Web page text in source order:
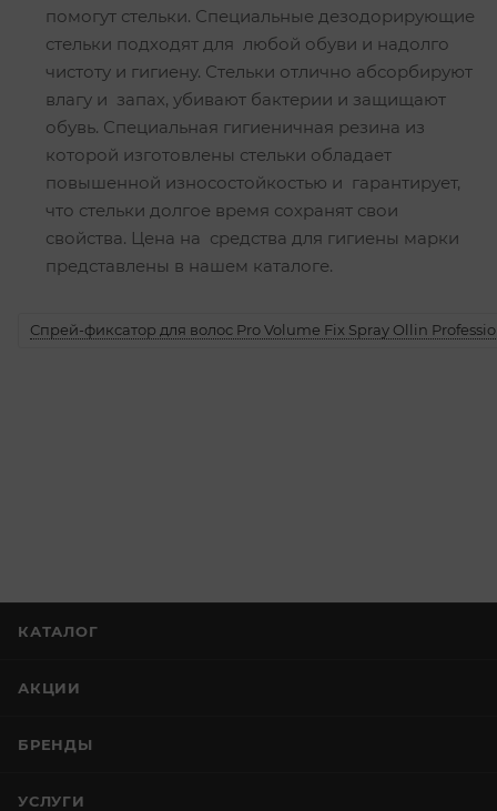
помогут стельки. Специальные дезодорирующие
стельки подходят для любой обуви и надолго
чистоту и гигиену. Стельки отлично абсорбируют
влагу и запах, убивают бактерии и защищают
обувь. Специальная гигиеничная резина из
которой изготовлены стельки обладает
повышенной износостойкостью и гарантирует,
что стельки долгое время сохранят свои
свойства. Цена на средства для гигиены марки
представлены в нашем каталоге.
Спрей-фиксатор для волос Pro Volume Fix Spray Ollin
КАТАЛОГ
АКЦИИ
БРЕНДЫ
УСЛУГИ